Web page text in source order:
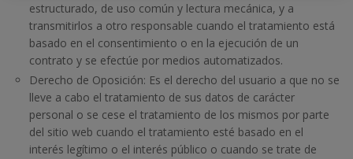
estructurado, de uso común y lectura mecánica, y a
transmitirlos a otro responsable cuando el tratamiento está
basado en el consentimiento o en la ejecución de un
contrato y se efectúe por medios automatizados.
Derecho de Oposición: Es el derecho del usuario a que no se
lleve a cabo el tratamiento de sus datos de carácter
personal o se cese el tratamiento de los mismos por parte
del sitio web cuando el tratamiento esté basado en el
interés legítimo o el interés público o cuando se trate de